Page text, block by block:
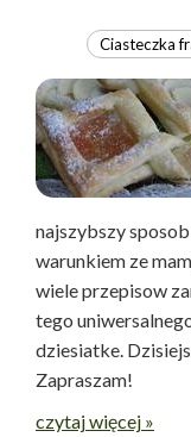
najszybszy
warunkiem ze
wiele przepisow
tego
dziesiatke.
czytaj więcej »